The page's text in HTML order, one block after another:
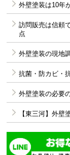
外壁塗装は10年
訪問販売は信頼
点
外壁塗装の現地
抗菌・防カビ・
外壁塗装の必要
【東三河】外壁